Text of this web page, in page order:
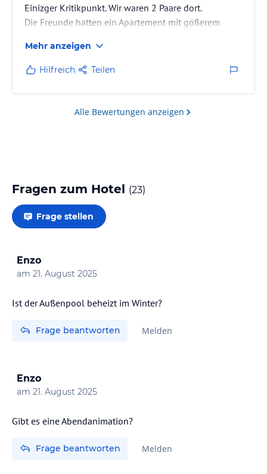
Einizger Kritikpunkt. Wir waren 2 Paare dort.
Die Freunde hatten ein Apartement mit gößerem
wirklich erklären, warum. Trotzdem war auch unser
Apartement ok, alles nur etwas enger.
Mehr anzeigen
Hilfreich Teilen
Alle Bewertungen anzeigen
Fragen zum Hotel (23)
Frage stellen
Enzo
am 21. August 2025
Frage beantworten Melden
Enzo
am 21. August 2025
Frage beantworten Melden